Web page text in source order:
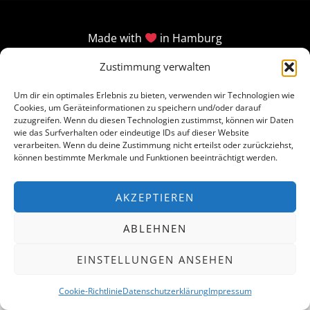
Zustimmung verwalten
Um dir ein optimales Erlebnis zu bieten, verwenden wir Technologien wie
Cookies, um Geräteinformationen zu speichern und/oder darauf
zuzugreifen. Wenn du diesen Technologien zustimmst, können wir Daten
wie das Surfverhalten oder eindeutige IDs auf dieser Website
verarbeiten. Wenn du deine Zustimmung nicht erteilst oder zurückziehst,
können bestimmte Merkmale und Funktionen beeinträchtigt werden.
AKZEPTIEREN
ABLEHNEN
EINSTELLUNGEN ANSEHEN
Cookie-RichtlinieDatenschutzerklärungImpressum
Made with in Hamburg